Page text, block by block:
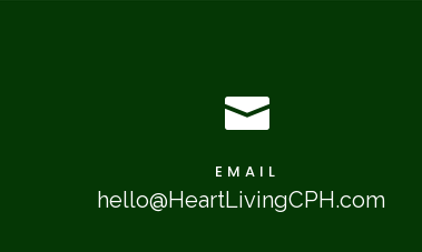

EMAIL
hello@HeartLivingCPH.com